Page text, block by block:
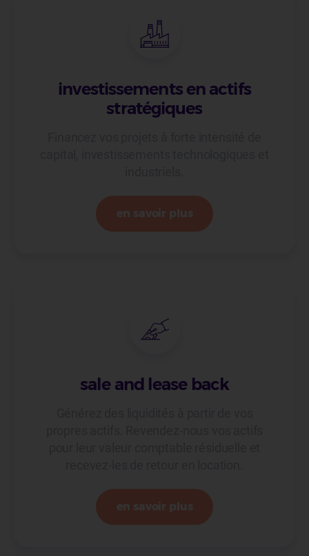
investissements en actifs
stratégiques
en savoir plus
sale and lease back
en savoir plus